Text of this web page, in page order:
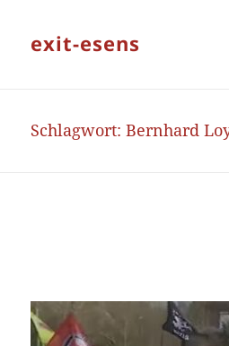
exit-esens
Schlagwort:Bernhard